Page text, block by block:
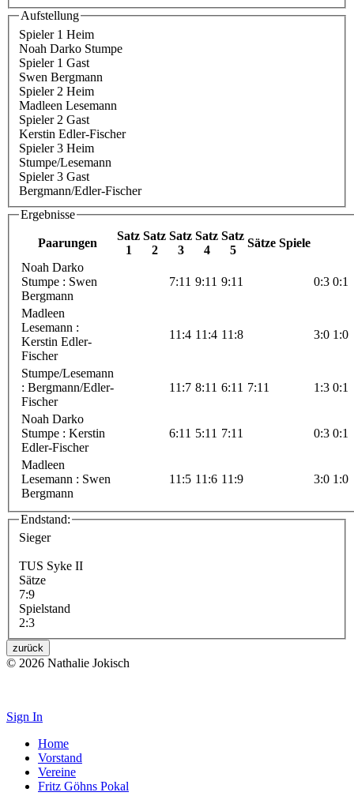
Aufstellung
Spieler 1 Heim
Noah Darko Stumpe
Spieler 1 Gast
Swen Bergmann
Spieler 2 Heim
Madleen Lesemann
Spieler 2 Gast
Kerstin Edler-Fischer
Spieler 3 Heim
Stumpe/Lesemann
Spieler 3 Gast
Bergmann/Edler-Fischer
Ergebnisse
Paarungen
Satz
1
Satz
2
Satz
3
Satz
4
Satz
5
Sätze Spiele
Noah Darko
Stumpe : Swen
Bergmann
7:11 9:11 9:11 0:3 0:1
Madleen
Lesemann :
Kerstin Edler-
Fischer
11:4 11:4 11:8 3:0 1:0
Stumpe/Lesemann
: Bergmann/Edler-
Fischer
11:7 8:11 6:11 7:11 1:3 0:1
Noah Darko
Stumpe : Kerstin
Edler-Fischer
6:11 5:11 7:11 0:3 0:1
Madleen
Lesemann : Swen
Bergmann
11:5 11:6 11:9 3:0 1:0
Endstand:
Sieger
TUS Syke II
Sätze
7:9
Spielstand
2:3
zurück
© 2026 Nathalie Jokisch
Sign In
Home
Vorstand
Vereine
Fritz Göhns Pokal